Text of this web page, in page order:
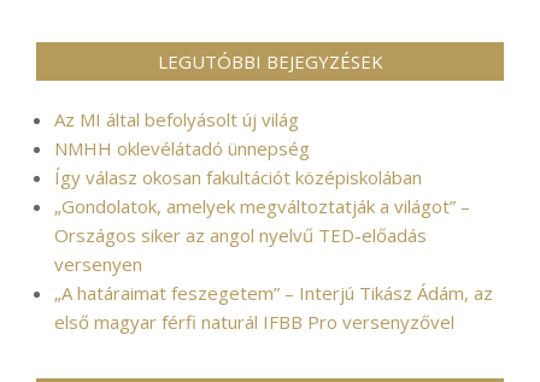
LEGUTÓBBI BEJEGYZÉSEK
Az MI által befolyásolt új világ
NMHH oklevélátadó ünnepség
Így válasz okosan fakultációt középiskolában
„Gondolatok, amelyek megváltoztatják a világot” –
Országos siker az angol nyelvű TED-előadás
versenyen
„A határaimat feszegetem” – Interjú Tikász Ádám, az
első magyar férfi naturál IFBB Pro versenyzővel